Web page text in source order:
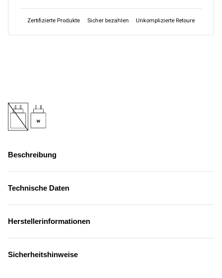
Zertifizierte Produkte Sicher bezahlen Unkomplizierte Retoure
Beschreibung
Technische Daten
Herstellerinformationen
Sicherheitshinweise